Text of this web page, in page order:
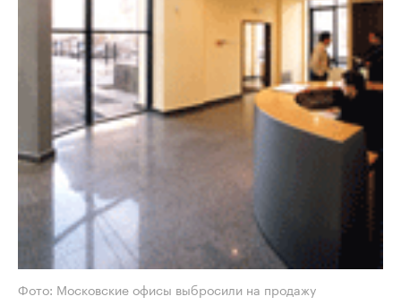
Фото: Московские офисы выбросили на продажу